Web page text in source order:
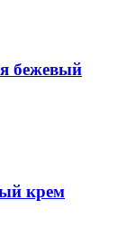
бежевый
крем